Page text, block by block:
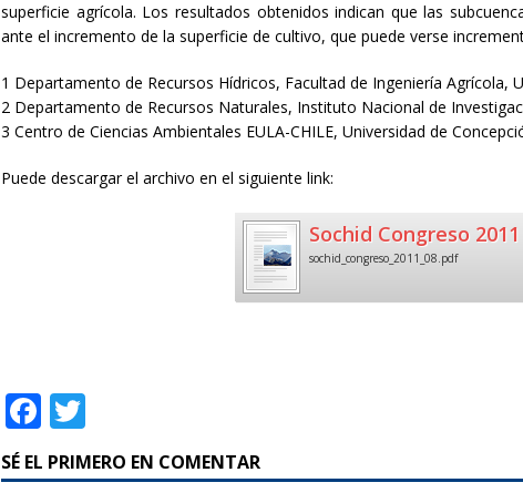
superficie agrícola. Los resultados obtenidos indican que las
ante el incremento de la superficie de cultivo, que puede verse
1 Departamento de Recursos Hídricos, Facultad de Ingeniería Agrícola,
2 Departamento de Recursos Naturales, Instituto Nacional de
3 Centro de Ciencias Ambientales EULA-CHILE, Universidad de
Puede descargar el archivo en el siguiente link:
Sochid Congreso
sochid_congreso_2011_08.pdf
F
a
c
w
it
SÉ EL PRIMERO EN COMENTAR